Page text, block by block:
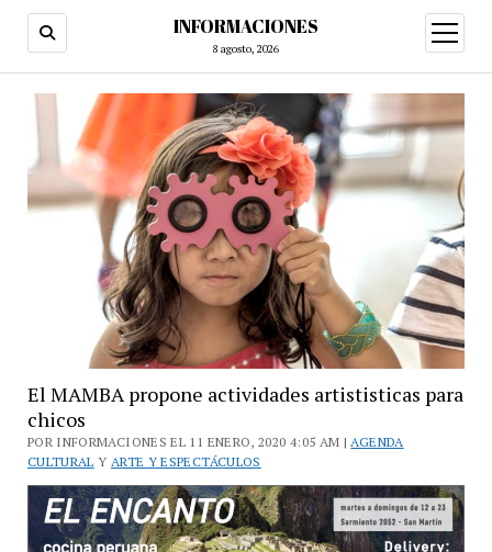
INFORMACIONES
8 agosto, 2026
abrir
menú
El MAMBA propone actividades artististicas para
chicos
POR INFORMACIONES EL 11 ENERO, 2020 4:05 AM | AGENDA
CULTURAL Y ARTE Y ESPECTÁCULOS